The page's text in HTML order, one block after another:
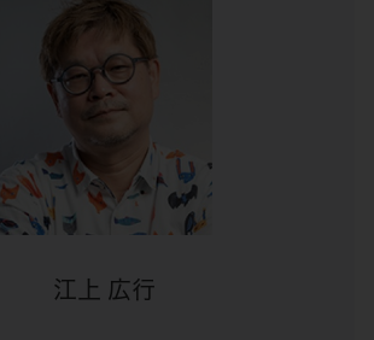
江上 広行